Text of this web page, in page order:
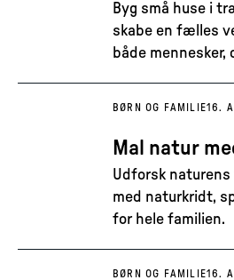
Byg små huse i
skabe en fælles
både mennesker,
BØRN OG FAMILIE16.
Mal natur
Udforsk
med naturkridt,
for hele familien.
BØRN OG FAMILIE16.